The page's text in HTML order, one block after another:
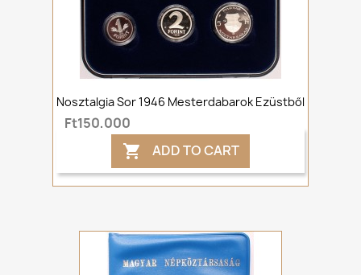
Nosztalgia Sor 1946 Mesterdabarok Ezüstből
Ft150,000
 ADD TO CART